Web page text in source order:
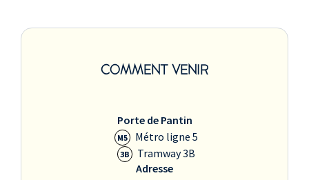
COMMENT VENIR
Porte de Pantin
M5 Métro ligne 5
3B
Tramway 3B
Adresse